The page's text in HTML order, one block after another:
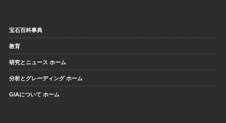
宝石百科事典
教育
研究とニュース ホーム
分析とグレーディング ホーム
GIAについて ホーム